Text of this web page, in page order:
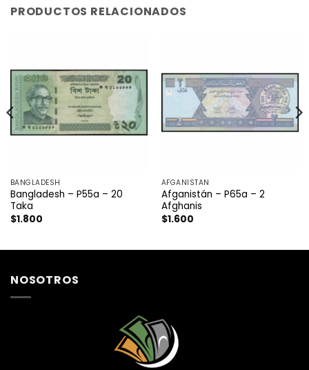
PRODUCTOS RELACIONADOS
BANGLADESH
Bangladesh – P55a – 20
Taka
$1.800
AFGANISTAN
Afganistán – P65a – 2
Afghanis
$1.600
NOSOTROS